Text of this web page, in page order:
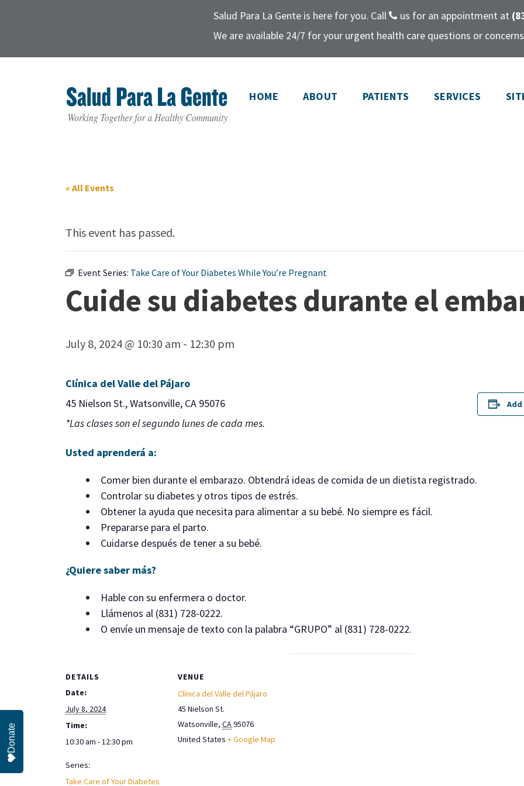
Salud Para La Gente is here for you. Call us for an appointment at
We are available 24/7 for your urgent health care questions or
HOME ABOUT PATIENTS SERVICES
« All Events
This event has passed.
Event Series: Take Care of Your Diabetes While You’re Pregnant
Cuide su diabetes durante el
July 8, 2024 @ 10:30 am - 12:30 pm
Clínica del Valle del Pájaro
45 Nielson St., Watsonville, CA 95076
*Las clases son el segundo lunes de cada mes.
Usted aprenderá a:
Comer bien durante el embarazo. Obtendrá ideas de comida de un dietista registrado.
Controlar su diabetes y otros tipos de estrés.
Obtener la ayuda que necesita para alimentar a su bebé. No siempre es fácil.
Prepararse para el parto.
Cuidarse después de tener a su bebé.
¿Quiere saber más?
Hable con su enfermera o doctor.
Llámenos al (831) 728-0222.
O envíe un mensaje de texto con la palabra “GRUPO” al (831) 728-0222.
DETAILS
Date:
July 8, 2024
Time:
10:30 am - 12:30 pm
Series:
Take Care of Your Diabetes
VENUE
Clínica del Valle del Pájaro
45 Nielson St.
Watsonville, CA95076
United States + Google Map
Donate